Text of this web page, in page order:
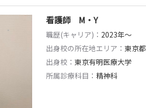
看護師 M・Y
職歴(キャリア)： 2023年〜
出身校の所在地エリア： 東京都
出身校： 東京有明医療大学
所属診療科目： 精神科